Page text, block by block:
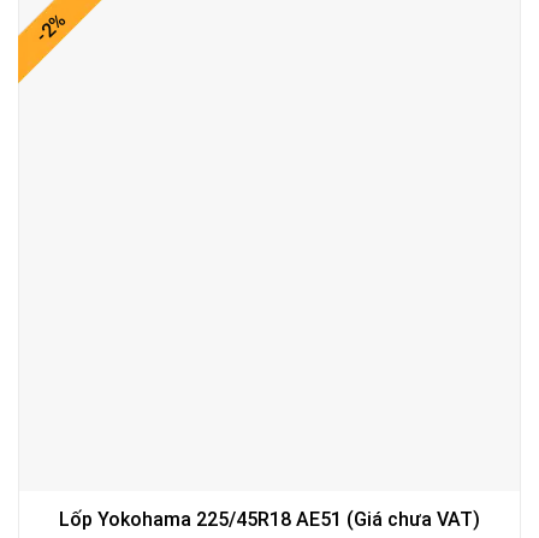
-2%
Lốp Yokohama 225/45R18 AE51 (Giá chưa VAT)